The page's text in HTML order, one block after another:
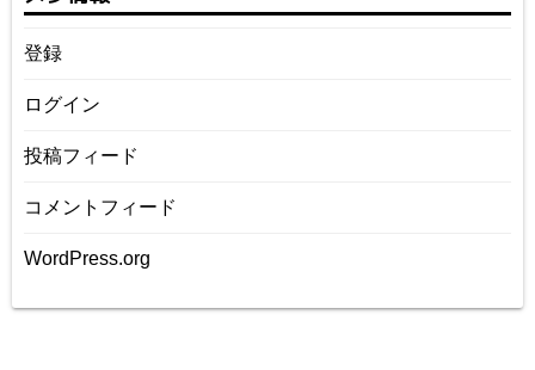
登録
ログイン
投稿フィード
コメントフィード
WordPress.org